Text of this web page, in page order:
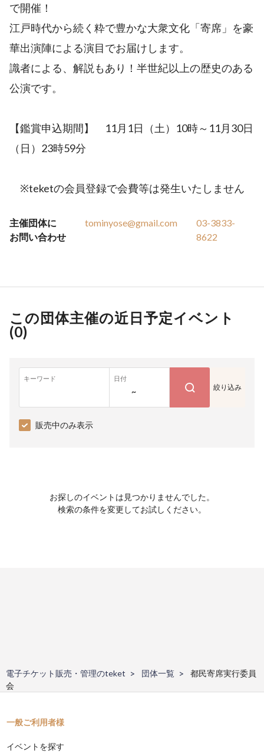
で開催！
江戸時代から続く粋で豊かな大衆文化「寄席」を豪
華出演陣による演目でお届けします。
識者による、解説もあり！半世紀以上の歴史のある
公演です。
【鑑賞申込期間】 11月1日（土）10時～11月30日
（日）23時59分
※teketの会員登録で会費等は発生いたしません
主催団体に
お問い合わせ
tominyose@gmail.com
03-3833-
8622
この団体主催の近日予定イベント
(0)
キーワード 日付
~ 絞り込み
販売中のみ表示
お探しのイベントは見つかりませんでした。
検索の条件を変更してお試しください。
電子チケット販売・管理のteket 団体一覧
都民寄席実行委員
会
一般ご利用者様
イベントを探す